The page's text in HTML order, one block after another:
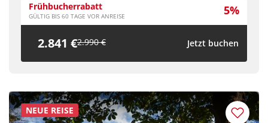
Facebook
Twitter
Telegram
Frühbucherrabatt
GÜLTIG BIS 60 TAGE VOR ANREISE 5%
2.841 €2.990 € Jetzt buchen
NEUE REISE